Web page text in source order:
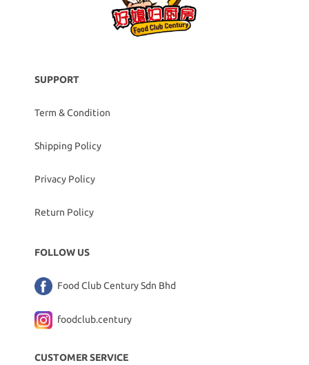
SUPPORT
Term & Condition
Shipping Policy
Privacy Policy
Return Policy
FOLLOW US
Food Club Century Sdn Bhd
foodclub.century
CUSTOMER SERVICE